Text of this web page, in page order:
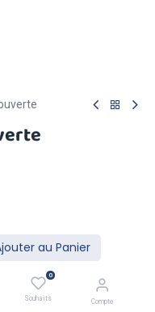
au Panier
0
Souhaits Compte
Maintenant